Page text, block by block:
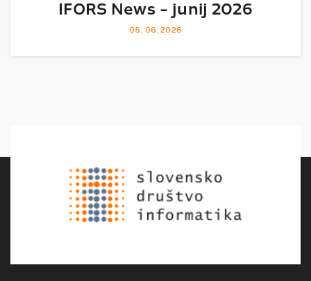
IFORS News - junij 2026
05. 06. 2026